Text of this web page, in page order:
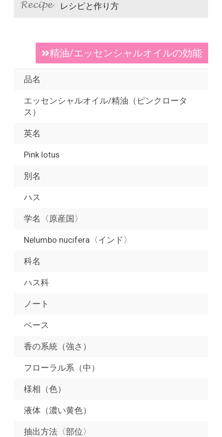
レシピと作り方
精油/エッセンシャルオイルの効能
品名
エッセンシャルオイル/精油（ピンクロータ
ス）
英名
Pink lotus
別名
ハス
学名〈原産国〉
Nelumbo nucifera〈インド〉
科名
ハス科
ノート
ベース
香の系統（強さ）
フローラル系（中）
様相（色）
液体（濃い黄色）
抽出方法〈部位〉